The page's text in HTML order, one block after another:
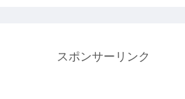
スポンサーリンク